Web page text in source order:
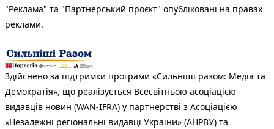
"Реклама" та "Партнерський проєкт" опубліковані на правах
реклами.
Здійснено за підтримки програми «Сильніші разом: Медіа та
Демократія», що реалізується Всесвітньою асоціацією
видавців новин (WAN-IFRA) у партнерстві з Асоціацією
«Незалежні регіональні видавці України» (АНРВУ) та